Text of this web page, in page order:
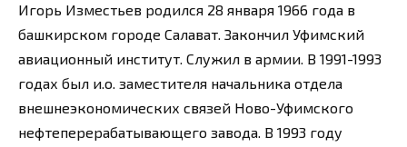
Игорь Изместьев родился 28 января 1966 года в
башкирском городе Салават. Закончил Уфимский
авиационный институт. Служил в армии. В 1991-1993
годах был и.о. заместителя начальника отдела
внешнеэкономических связей Ново-Уфимского
нефтеперерабатывающего завода. В 1993 году